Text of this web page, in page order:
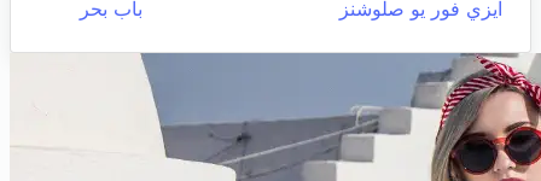
ايزي فور يو صلوشنز
باب بحر